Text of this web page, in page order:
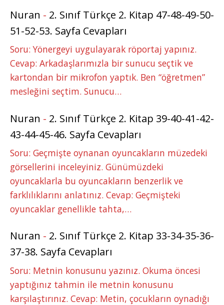
Nuran - 2. Sınıf Türkçe 2. Kitap 47-48-49-50-
51-52-53. Sayfa Cevapları
Soru: Yönergeyi uygulayarak röportaj yapınız.
Cevap: Arkadaşlarımızla bir sunucu seçtik ve
kartondan bir mikrofon yaptık. Ben “öğretmen”
mesleğini seçtim. Sunucu…
Nuran - 2. Sınıf Türkçe 2. Kitap 39-40-41-42-
43-44-45-46. Sayfa Cevapları
Soru: Geçmişte oynanan oyuncakların müzedeki
görsellerini inceleyiniz. Günümüzdeki
oyuncaklarla bu oyuncakların benzerlik ve
farklılıklarını anlatınız. Cevap: Geçmişteki
oyuncaklar genellikle tahta,…
Nuran - 2. Sınıf Türkçe 2. Kitap 33-34-35-36-
37-38. Sayfa Cevapları
Soru: Metnin konusunu yazınız. Okuma öncesi
yaptığınız tahmin ile metnin konusunu
karşılaştırınız. Cevap: Metin, çocukların oynadığı